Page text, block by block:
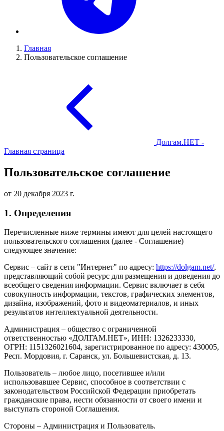
Главная
Пользовательское соглашение
Долгам.НЕТ -
Главная страница
Пользовательское соглашение
от 20 декабря 2023 г.
1. Определения
Перечисленные ниже термины имеют для целей настоящего
пользовательского соглашения (далее - Соглашение)
следующее значение:
Сервис – сайт в сети "Интернет" по адресу: https://dolgam.net/,
представляющий собой ресурс для размещения и доведения до
всеобщего сведения информации. Сервис включает в себя
совокупность информации, текстов, графических элементов,
дизайна, изображений, фото и видеоматериалов, и иных
результатов интеллектуальной деятельности.
Администрация – общество с ограниченной
ответственностью «ДОЛГАМ.НЕТ», ИНН: 1326233330,
ОГРН: 1151326021604, зарегистрированное по адресу: 430005,
Респ. Мордовия, г. Саранск, ул. Большевистская, д. 13.
Пользователь – любое лицо, посетившее и/или
использовавшее Сервис, способное в соответствии с
законодательством Российской Федерации приобретать
гражданские права, нести обязанности от своего имени и
выступать стороной Соглашения.
Стороны – Администрация и Пользователь.